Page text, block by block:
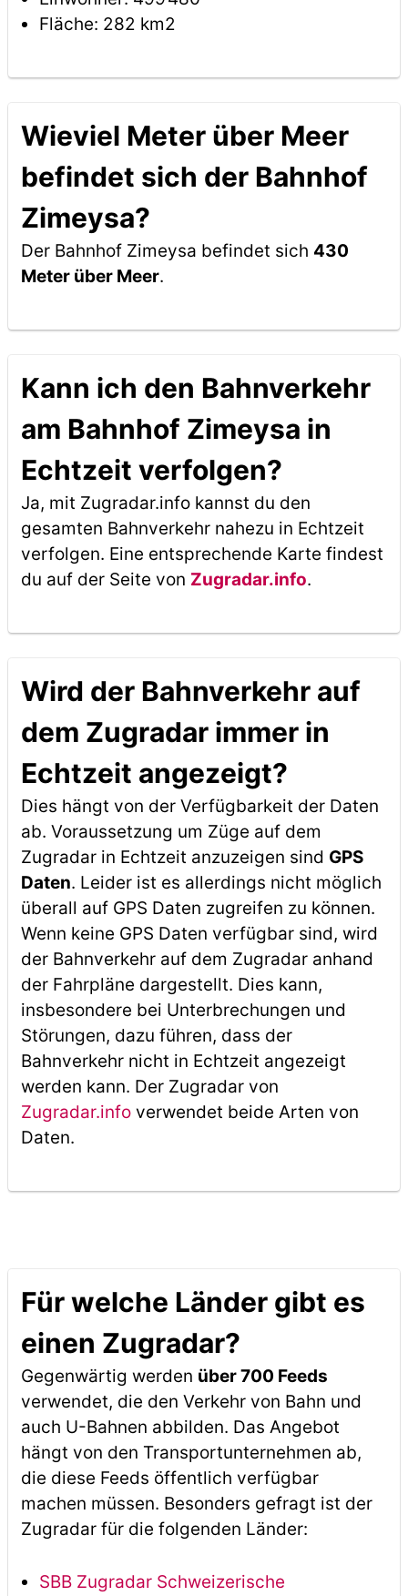
Fläche: 282 km2
Wieviel Meter über Meer
befindet sich der Bahnhof
Zimeysa?
Der Bahnhof Zimeysa befindet sich 430
Meter über Meer.
Kann ich den Bahnverkehr
am Bahnhof Zimeysa in
Echtzeit verfolgen?
Ja, mit Zugradar.info kannst du den
gesamten Bahnverkehr nahezu in Echtzeit
verfolgen. Eine entsprechende Karte findest
du auf der Seite von Zugradar.info.
Wird der Bahnverkehr auf
dem Zugradar immer in
Echtzeit angezeigt?
Dies hängt von der Verfügbarkeit der Daten
ab. Voraussetzung um Züge auf dem
Zugradar in Echtzeit anzuzeigen sind GPS
Daten. Leider ist es allerdings nicht möglich
überall auf GPS Daten zugreifen zu können.
Wenn keine GPS Daten verfügbar sind, wird
der Bahnverkehr auf dem Zugradar anhand
der Fahrpläne dargestellt. Dies kann,
insbesondere bei Unterbrechungen und
Störungen, dazu führen, dass der
Bahnverkehr nicht in Echtzeit angezeigt
werden kann. Der Zugradar von
Zugradar.infoverwendet beide Arten von
Daten.
Für welche Länder gibt es
einen Zugradar?
Gegenwärtig werden über 700 Feeds
verwendet, die den Verkehr von Bahn und
auch U-Bahnen abbilden. Das Angebot
hängt von den Transportunternehmen ab,
die diese Feeds öffentlich verfügbar
machen müssen. Besonders gefragt ist der
Zugradar für die folgenden Länder:
SBB Zugradar Schweizerische